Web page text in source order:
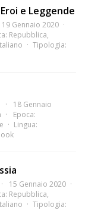
e Leggende
19 Gennaio 2020
Repubblica,
Tipologia:
18 Gennaio
Epoca:
Lingua:
15 Gennaio 2020
Repubblica,
Tipologia: